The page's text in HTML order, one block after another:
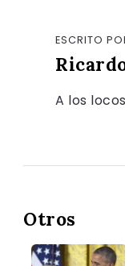
ESCRITO
A los
Otros